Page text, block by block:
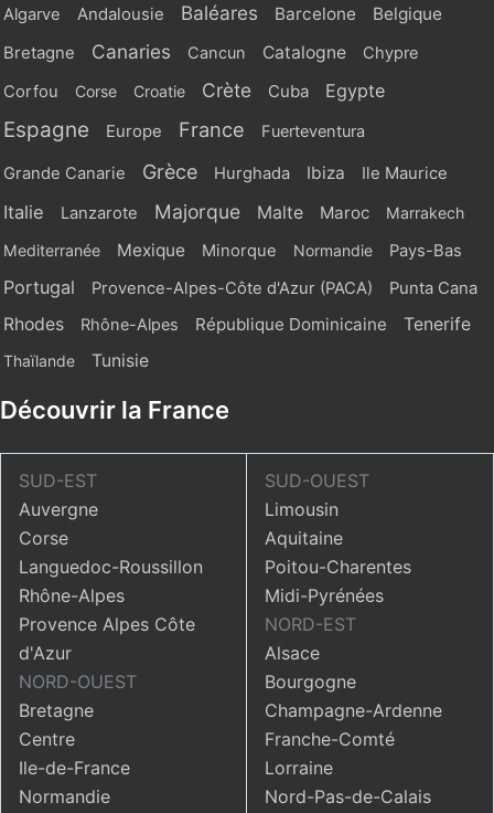
Algarve Andalousie Baléares Barcelone Belgique
Bretagne Canaries Cancun Catalogne
Chypre
Corfou
Corse Croatie Crète Cuba Egypte
Espagne Europe France Fuerteventura
Grande Canarie Grèce Hurghada Ibiza Ile Maurice
Italie Lanzarote Majorque Malte Maroc
Marrakech
Mediterranée
Mexique Minorque Normandie Pays-Bas
Portugal Provence-Alpes-Côte d'Azur (PACA) Punta Cana
Rhodes Rhône-Alpes République Dominicaine Tenerife
Thaïlande Tunisie
Découvrir la France
SUD-EST
Auvergne
Corse
Languedoc-Roussillon
Rhône-Alpes
Provence Alpes Côte
d'Azur
NORD-OUEST
Bretagne
Centre
Ile-de-France
Normandie
SUD-OUEST
Limousin
Aquitaine
Poitou-Charentes
Midi-Pyrénées
NORD-EST
Alsace
Bourgogne
Champagne-Ardenne
Franche-Comté
Lorraine
Nord-Pas-de-Calais